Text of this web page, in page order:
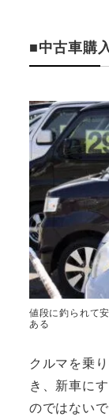
■中古車購
値段に釣られて
ある
クルマを乗
き、新車に
のではない